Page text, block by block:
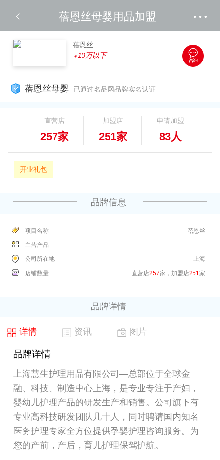
蓓恩丝母婴用品加盟
蓓恩丝
￥10万以下
蓓恩丝母婴 已通过名品网品牌实名认证
直营店
257家
加盟店
251家
申请加盟
83人
开业礼包
品牌信息
项目名称 蓓恩丝
主营产品
公司所在地 上海
店铺数量 直营店257家，加盟店251家
品牌详情
详情 资讯 图片
品牌详情
上海慧生护理用品有限公司—总部位于全球金
融、科技、制造中心上海，是专业专注于产妇，
婴幼儿护理产品的研发生产和销售。公司旗下有
专业高科技研发团队几十人，同时聘请国内知名
医务护理专家全方位提供孕婴护理咨询服务。为
您的产前，产后，育儿护理保驾护航。